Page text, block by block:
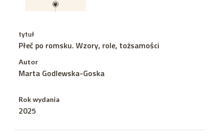
tytuł
Płeć po romsku. Wzory, role, tożsamości
Autor
Marta Godlewska-Goska
Rok wydania
2025